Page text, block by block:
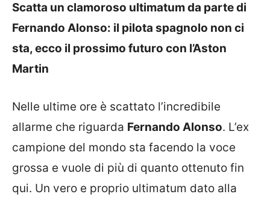
Scatta un clamoroso ultimatum da parte di
Fernando Alonso: il pilota spagnolo non ci
sta, ecco il prossimo futuro con l’Aston
Martin
Nelle ultime ore è scattato l’incredibile
allarme che riguarda Fernando Alonso. L’ex
campione del mondo sta facendo la voce
grossa e vuole di più di quanto ottenuto fin
qui. Un vero e proprio ultimatum dato alla